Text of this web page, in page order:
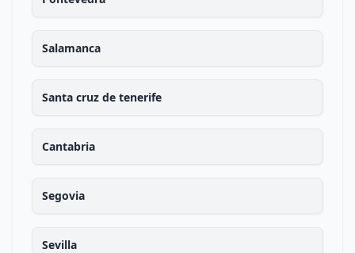
Salamanca
Santa cruz de tenerife
Cantabria
Segovia
Sevilla